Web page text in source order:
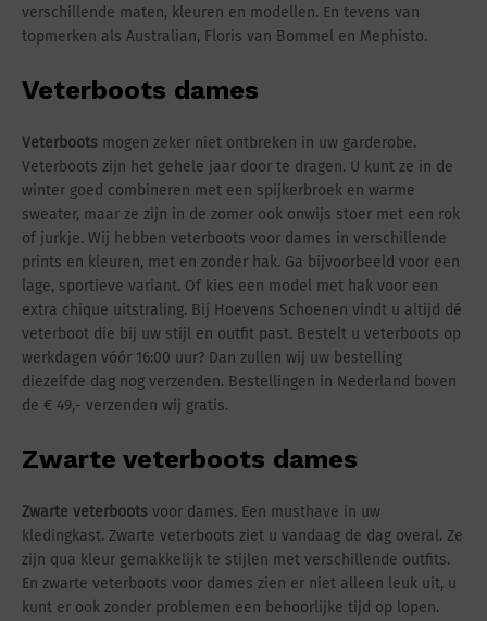
verschillende maten, kleuren en modellen. En tevens van
topmerken als Australian, Floris van Bommel en Mephisto.
Veterboots dames
Veterboots mogen zeker niet ontbreken in uw garderobe.
Veterboots zijn het gehele jaar door te dragen. U kunt ze in de
winter goed combineren met een spijkerbroek en warme
sweater, maar ze zijn in de zomer ook onwijs stoer met een rok
of jurkje. Wij hebben veterboots voor dames in verschillende
prints en kleuren, met en zonder hak. Ga bijvoorbeeld voor een
lage, sportieve variant. Of kies een model met hak voor een
extra chique uitstraling. Bij Hoevens Schoenen vindt u altijd dé
veterboot die bij uw stijl en outfit past. Bestelt u veterboots op
werkdagen vóór 16:00 uur? Dan zullen wij uw bestelling
diezelfde dag nog verzenden. Bestellingen in Nederland boven
de € 49,- verzenden wij gratis.
Zwarte veterboots dames
Zwarte veterboots voor dames. Een musthave in uw
kledingkast. Zwarte veterboots ziet u vandaag de dag overal. Ze
zijn qua kleur gemakkelijk te stijlen met verschillende outfits.
En zwarte veterboots voor dames zien er niet alleen leuk uit, u
kunt er ook zonder problemen een behoorlijke tijd op lopen.